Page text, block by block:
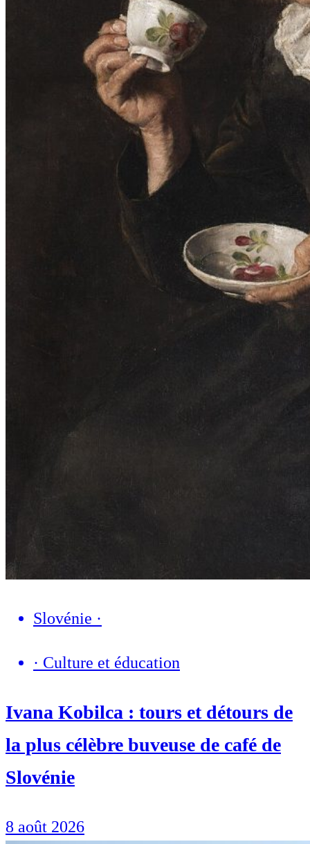
Slovénie ·
· Culture et éducation
Ivana Kobilca : tours et détours de
la plus célèbre buveuse de café de
Slovénie
8 août 2026